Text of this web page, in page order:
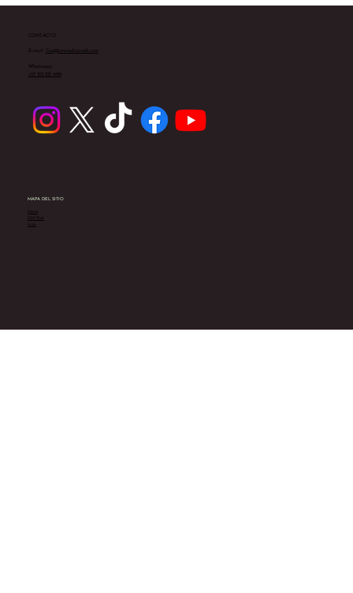
MAPA DEL SITIO
CM Post
CONTACTO
E-mail: Ceo@cmstudiosweb.com
Whatsapp:
+57 312 231 4196